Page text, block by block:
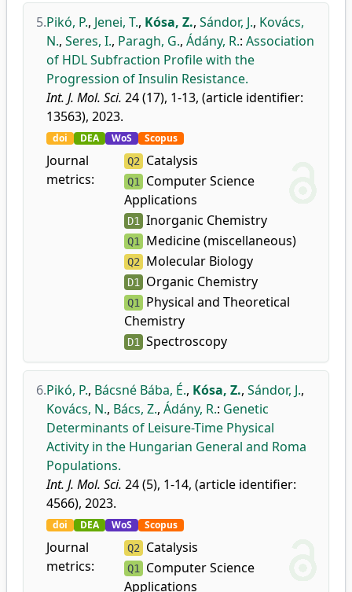
5.Pikó, P., Jenei, T., Kósa, Z., Sándor, J., Kovács,
N., Seres, I., Paragh, G., Ádány, R.: Association
of HDL Subfraction Profile with the
Progression of Insulin Resistance.
Int. J. Mol. Sci. 24 (17), 1-13, (article identifier:
13563), 2023.
doi DEA WoS Scopus
Journal
metrics:
Q2 Catalysis
Q1
Computer Science
Applications
D1 Inorganic Chemistry
Q1 Medicine (miscellaneous)
Q2 Molecular Biology
D1 Organic Chemistry
Q1
Physical and Theoretical
Chemistry
D1 Spectroscopy
6.Pikó, P., Bácsné Bába, É., Kósa, Z., Sándor, J.,
Kovács, N., Bács, Z., Ádány, R.: Genetic
Determinants of Leisure-Time Physical
Activity in the Hungarian General and Roma
Populations.
Int. J. Mol. Sci. 24 (5), 1-14, (article identifier:
4566), 2023.
doi DEA WoS Scopus
Journal
metrics:
Q2 Catalysis
Q1
Computer Science
Applications